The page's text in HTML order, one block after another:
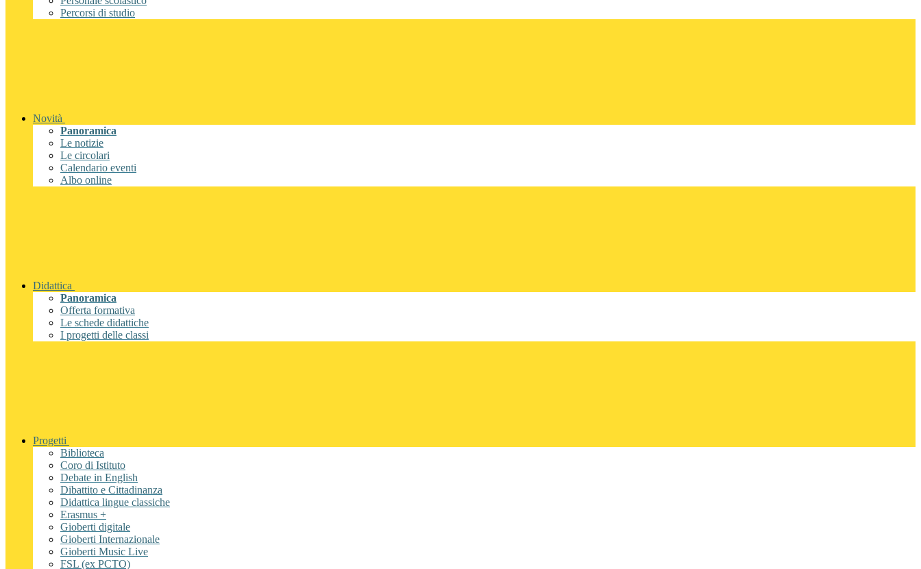
Percorsi di studio
Novità
Panoramica
Le notizie
Le circolari
Calendario eventi
Albo online
Didattica
Panoramica
Offerta formativa
Le schede didattiche
I progetti delle classi
Progetti
Biblioteca
Coro di Istituto
Debate in English
Dibattito e Cittadinanza
Didattica lingue classiche
Erasmus +
Gioberti digitale
Gioberti Internazionale
Gioberti Music Live
FSL (ex PCTO)